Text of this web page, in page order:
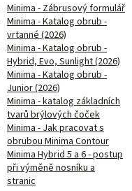
Minima - Zábrusový formulář
Minima - Katalog obrub -
vrtanné (2026)
Minima - Katalog obrub -
Hybrid, Evo, Sunlight (2026)
Minima - Katalog obrub -
Junior (2026)
Minima - katalog základních
tvarů brýlových čoček
Minima - Jak pracovat s
obrubou Minima Contour
Minima Hybrid 5 a 6 - postup
při výměně nosníku a
stranic